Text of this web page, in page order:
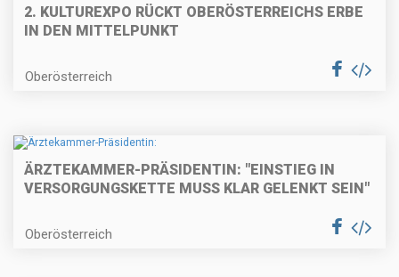
2. KULTUREXPO RÜCKT OBERÖSTERREICHS ERBE
IN DEN MITTELPUNKT
Oberösterreich
ÄRZTEKAMMER-PRÄSIDENTIN: "EINSTIEG IN
VERSORGUNGSKETTE MUSS KLAR GELENKT SEIN"
Oberösterreich